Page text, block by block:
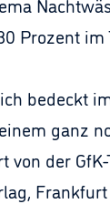
Prozent im
bedeckt
ganz
von der